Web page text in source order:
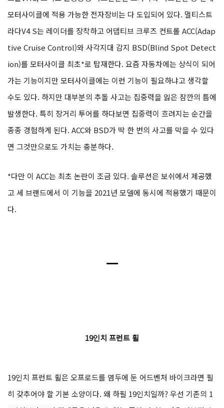
모터사이클에 적용 가능한 전자장비는 다 도입되어 있다. 멀티스트
라다V4 S는 레이더를 장착하고 어댑티브 크루즈 컨트롤 ACC(Adap
tive Cruise Control)와 사각지대 감지 BSD(Blind Spot Detect
ion)를 모터사이클 최초*로 탑재한다. 요즘 자동차에는 상식이 되어
가는 기능이지만 모터사이클에는 이런 기능이 필요하냐고 생각할
수도 있다. 하지만 대부분의 추돌 사고는 집중력을 잃은 잠깐의 틈에
발생한다. 특히 장거리 투어를 하다보면 집중력이 흐려지는 순간을
종종 경험하게 된다. ACC와 BSD가 딱 한 번의 사고를 막을 수 있다
면 그것만으로도 가치는 충분하다.
*다만 이 ACC는 최초 논란이 조금 있다. 솔루션은 보쉬에서 제공했
고 세 브랜드에서 이 기능을 2021년 모델에 동시에 적용했기 때문이
다.
ㅡ
19인치 프런트 휠
19인치 프런트 휠은 오프로드를 염두에 둔 어드벤처 바이크라면 필
히 갖추어야 할 기본 소양이다. 왜 하필 19인치일까? 우선 기존의 1